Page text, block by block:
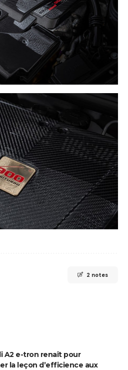
2 notes
A2 e-tron renaît pour
la leçon d’efficience aux